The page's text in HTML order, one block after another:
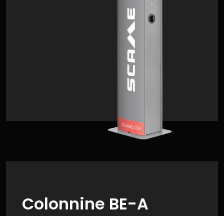
Colonnine BE-A